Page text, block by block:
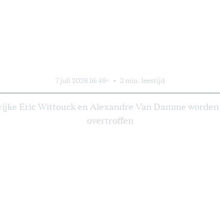
7 juli 2026 16:49< • 3 min. leestijd
Eric Wittouck en Alexandre Van Damme
overtroffen